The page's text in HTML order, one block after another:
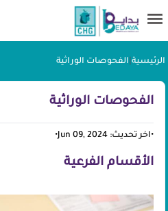
الرئيسية الفحوصات الوراثية
الفحوصات الوراثية
•اخر تحديث: Jun 09, 2024 •
الأقسام الفرعية